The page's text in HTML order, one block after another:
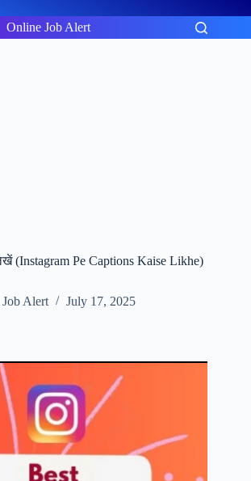
Online Job Alert
(Instagram Pe Captions Kaise Likhe)
Alert July 17, 2025